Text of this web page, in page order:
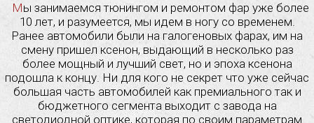
Мы занимаемся тюнингом и ремонтом фар уже более
10 лет, и разумеется, мы идем в ногу со временем.
Ранее автомобили были на галогеновых фарах, им на
смену пришел ксенон, выдающий в несколько раз
более мощный и лучший свет, но и эпоха ксенона
подошла к концу. Ни для кого не секрет что уже сейчас
большая часть автомобилей как премиального так и
бюджетного сегмента выходит с завода на
светодиодной оптике, которая по своим параметрам